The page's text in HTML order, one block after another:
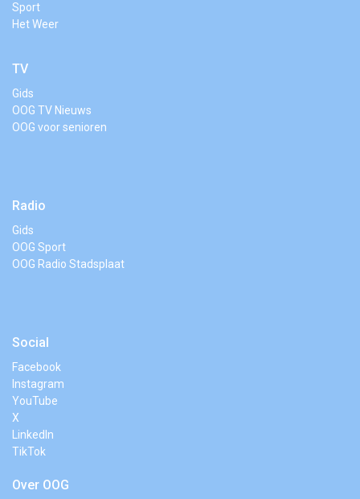
Sport
Het Weer
TV
Gids
OOG TV Nieuws
OOG voor senioren
Radio
Gids
OOG Sport
OOG Radio Stadsplaat
Social
Facebook
Instagram
YouTube
X
LinkedIn
TikTok
Over OOG